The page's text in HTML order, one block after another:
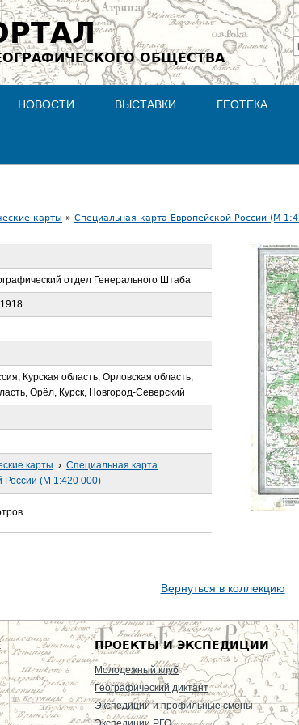
Jump to navigation
ОБЩЕСТВА
НОВОСТИ ВЫСТАВКИ ГЕОТЕКА
карты » Специальная карта Европейской России (М
отдел Генерального Штаба
Курская область, Орловская область,
Орёл, Курск, Новгород-Северский
карты › Специальная карта
России (М 1:420 000)
Вернуться в коллекцию
ПРОЕКТЫ И ЭКСПЕДИЦИИ
Молодежный клуб
Географический диктант
Экспедиции и профильные смены